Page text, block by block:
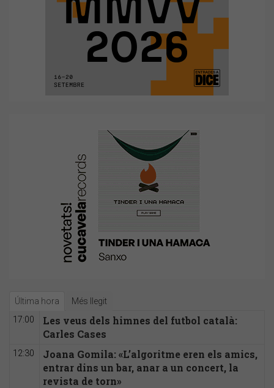
Última hora Més llegit
17:00
Les veus dels himnes del futbol català:
Carles Cases
12:30
Joana Gomila: «L’algoritme eren els amics,
entrar dins un bar, anar a un concert, la
revista de torn»